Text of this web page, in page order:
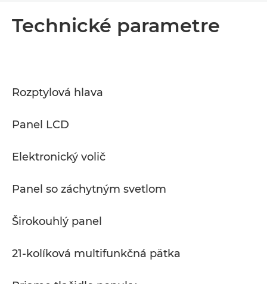
Technické parametre
Rozptylová hlava
Panel LCD
Elektronický volič
Panel so záchytným svetlom
Širokouhlý panel
21-kolíková multifunkčná pätka